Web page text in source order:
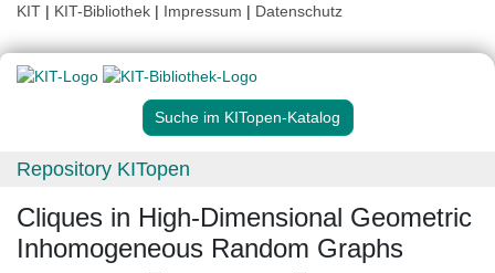
KIT | KIT-Bibliothek | Impressum | Datenschutz
Suche im KITopen-Katalog
Repository KITopen
Cliques in High-Dimensional Geometric
Inhomogeneous Random Graphs